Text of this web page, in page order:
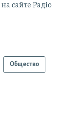
на сайте Радіо
Общество